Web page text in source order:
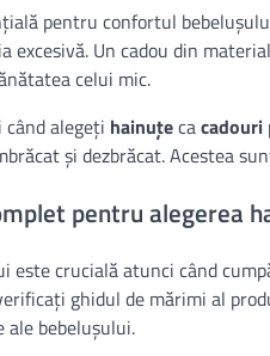
pentru confortul
Un cadou din
celui mic.
alegeți hainuțecacadouri
și dezbrăcat. Acestea
pentru alegerea
este crucială atunci când
ghidul de mărimi al
ale bebelușului.